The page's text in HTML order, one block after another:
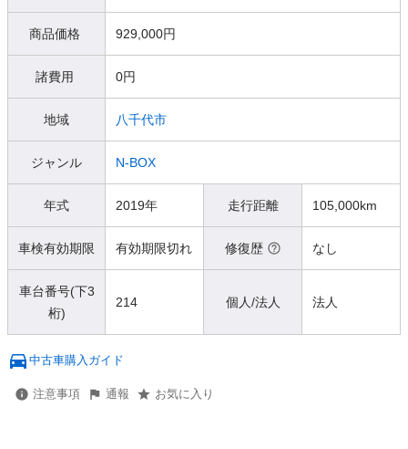
商品価格 929,000円
諸費用 0円
地域 八千代市
ジャンル N-BOX
年式 2019年 走行距離 105,000km
車検有効期限 有効期限切れ 修復歴 なし
車台番号(下3
桁)
214 個人/法人 法人
中古車購入ガイド
注意事項 通報 お気に入り